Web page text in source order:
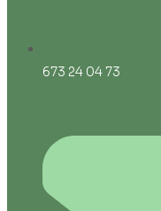
673 24 04 73